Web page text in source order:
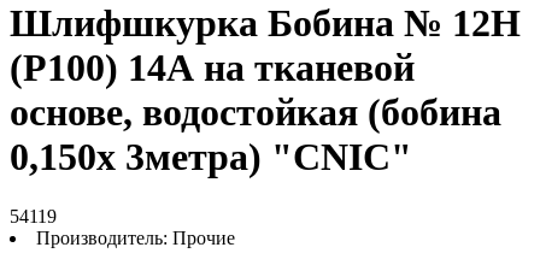
Шлифшкурка Бобина № 12Н
(P100) 14А на тканевой
основе, водостойкая (бобина
0,150х 3метра) "CNIC"
54119
Производитель: Прочие